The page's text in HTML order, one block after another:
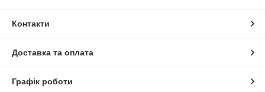
Контакти
Доставка та оплата
Графік роботи